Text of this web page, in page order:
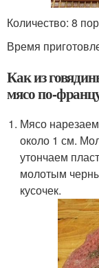
Количество: 8
Время
Как из
мясо по-
Мясо
около 1 см.
утончаем
молотым
кусочек.